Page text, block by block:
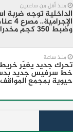
منذ أقل من ساعتين
الداخلية توجه ضربة
وضبط 350 كجم مخدرات و134 سلاحًا ناريًا
منذ ساعة
تحرك جديد يغيّر
حيوية بمجمع المواقف